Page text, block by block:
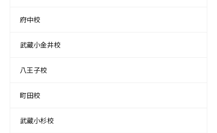
府中校
武蔵小金井校
八王子校
町田校
武蔵小杉校